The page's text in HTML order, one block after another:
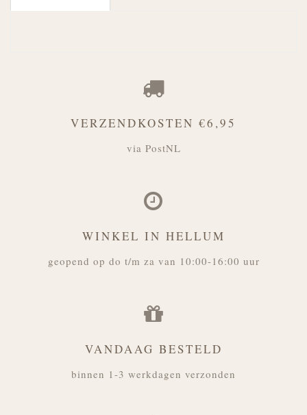
VERZENDKOSTEN €6,95
via PostNL
WINKEL IN HELLUM
geopend op do t/m za van 10:00-16:00 uur
VANDAAG BESTELD
binnen 1-3 werkdagen verzonden